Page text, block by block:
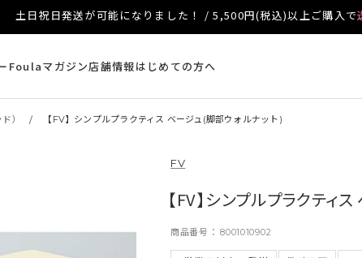
土日祝日発送が可能になりました！ / 5,500円(税込)以上ご購入で
Foulaマガジン店舗情報はじめての方へ
） 【FV】シンプルプラクティス ベージュ(脚部ウォルナット)
FV
【FV】シンプルプラクティ
商品番号 8001010902